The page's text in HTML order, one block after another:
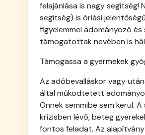
felajánlása is nagy segítség!
segítség) is óriási
figyelemmel adományozó
támogatottak nevében is
Támogassa a gyermekek
Az adóbevalláskor vagy
által működtetett
Önnek semmibe sem kerül.
krízisben lévõ, beteg
fontos feladat. Az